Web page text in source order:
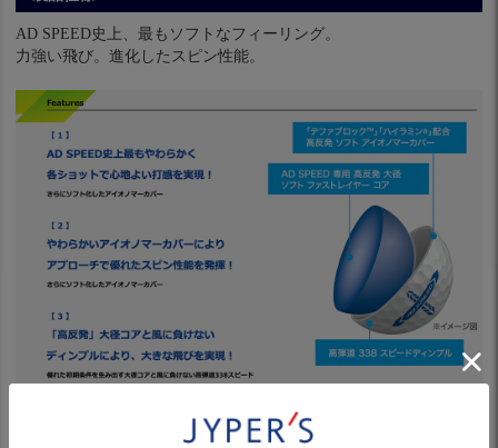
AD SPEED史上、最もソフトなフィーリング。
力強い飛び。進化したスピン性能。